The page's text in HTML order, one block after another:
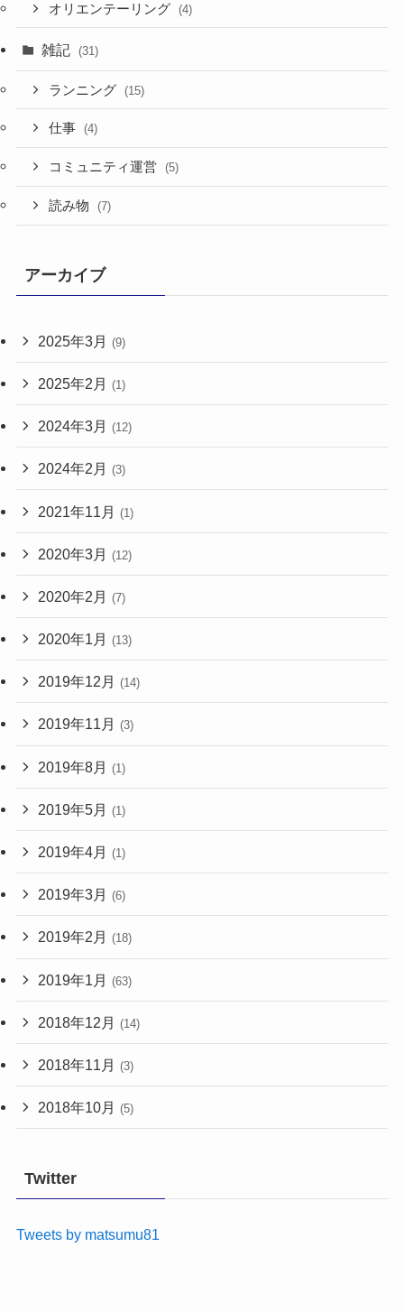
オリエンテーリング (4)
雑記 (31)
ランニング (15)
仕事 (4)
コミュニティ運営 (5)
読み物 (7)
アーカイブ
2025年3月 (9)
2025年2月 (1)
2024年3月 (12)
2024年2月 (3)
2021年11月 (1)
2020年3月 (12)
2020年2月 (7)
2020年1月 (13)
2019年12月 (14)
2019年11月 (3)
2019年8月 (1)
2019年5月 (1)
2019年4月 (1)
2019年3月 (6)
2019年2月 (18)
2019年1月 (63)
2018年12月 (14)
2018年11月 (3)
2018年10月 (5)
Twitter
Tweets by matsumu81